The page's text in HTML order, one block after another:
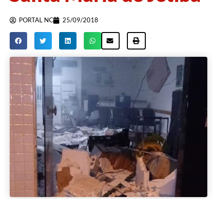
PORTAL NC 25/09/2018